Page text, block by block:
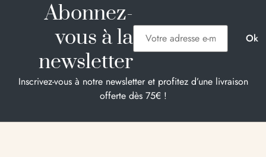
Abonnez-
vous à la
newsletter
Inscrivez-vous à notre newsletter et profitez d’une livraison
offerte dès 75€ !